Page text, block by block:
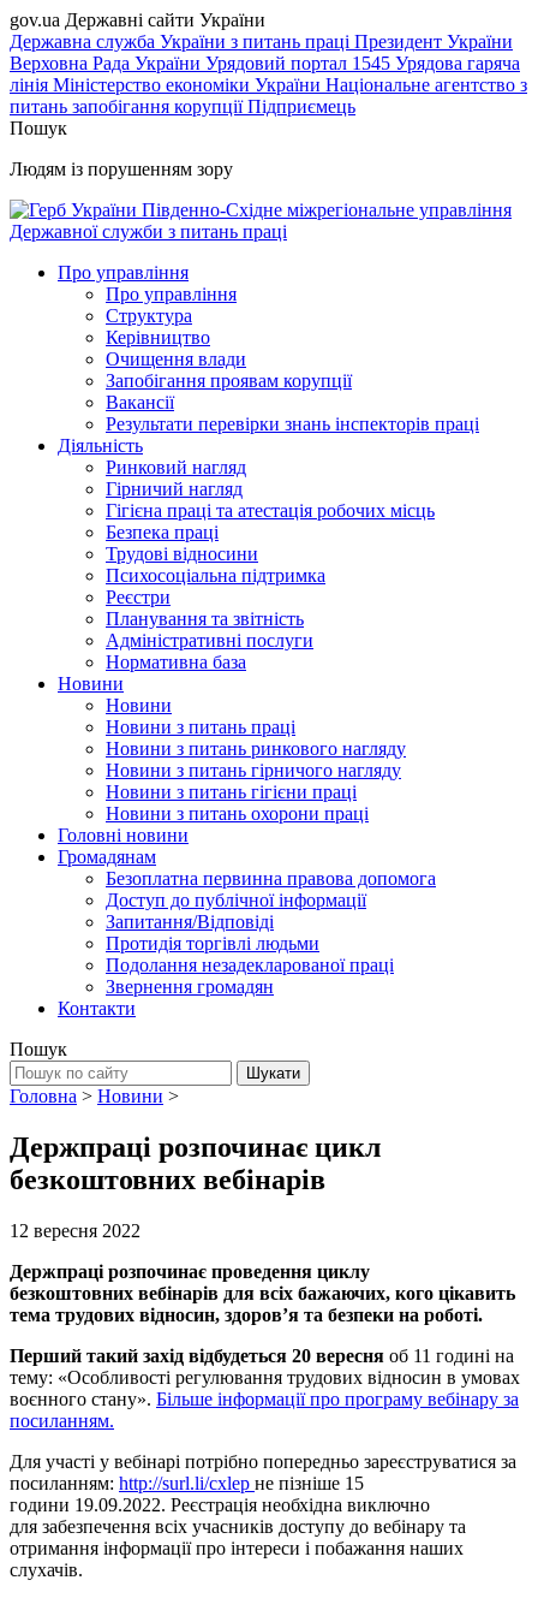
gov.ua Державні сайти України
Державна служба України з питань праці Президент України
Верховна Рада України Урядовий портал 1545 Урядова гаряча
лінія Міністерство економіки України Національне агентство з
питань запобігання корупціїПідприємець
Пошук
Людям із порушенням зору
Південно-Східне міжрегіональне управління
Державної служби з питань праці
Про управління
Про управління
Структура
Керівництво
Очищення влади
Запобігання проявам корупції
Вакансії
Результати перевірки знань інспекторів праці
Діяльність
Ринковий нагляд
Гірничий нагляд
Гігієна праці та атестація робочих місць
Безпека праці
Трудові відносини
Психосоціальна підтримка
Реєстри
Планування та звітність
Адміністративні послуги
Нормативна база
Новини
Новини
Новини з питань праці
Новини з питань ринкового нагляду
Новини з питань гірничого нагляду
Новини з питань гігієни праці
Новини з питань охорони праці
Головні новини
Громадянам
Безоплатна первинна правова допомога
Доступ до публічної інформації
Запитання/Відповіді
Протидія торгівлі людьми
Подолання незадекларованої праці
Звернення громадян
Контакти
Пошук
Головна > Новини >
Держпраці розпочинає цикл
безкоштовних вебінарів
12 вересня 2022
Держпраці розпочинає проведення циклу
безкоштовних вебінарів для всіх бажаючих, кого цікавить
тема трудових відносин, здоров’я та безпеки на роботі.
Перший такий захід відбудеться 20 вересня об 11 годині на
тему: «Особливості регулювання трудових відносин в умовах
воєнного стану». Більше інформації про програму вебінару за
посиланням.
Для участі у вебінарі потрібно попередньо зареєструватися за
посиланням: http://surl.li/cxlep не пізніше 15
години 19.09.2022. Реєстрація необхідна виключно
для забезпечення всіх учасників доступу до вебінару та
отримання інформації про інтереси і побажання наших
слухачів.